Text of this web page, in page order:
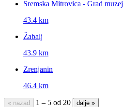
Sremska Mitrovica - Grad muzej
43.4 km
Žabalj
43.9 km
Zrenjanin
46.4 km
« nazad 1 – 5 od 20 dalje »